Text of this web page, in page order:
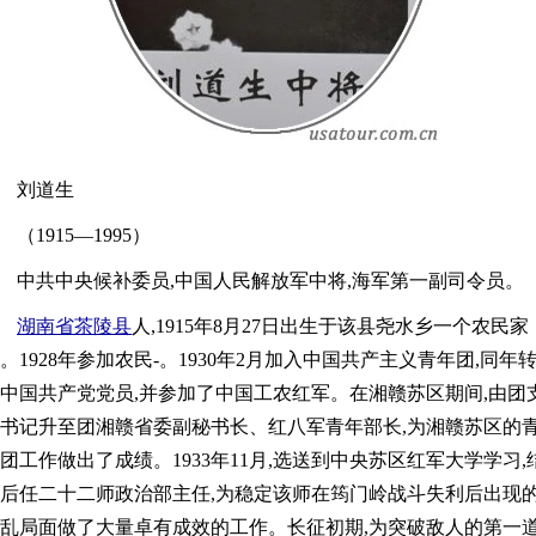
刘道生
（1915—1995）
中共中央候补委员,中国人民解放军中将,海军第一副司令员。
湖南省茶陵县人,1915年8月27日出生于该县尧水乡一个农民家
1928年参加农民-。1930年2月加入中国共产主义青年团,同年转
国共产党党员,并参加了中国工农红军。在湘赣苏区期间,由团
记升至团湘赣省委副秘书长、红八军青年部长,为湘赣苏区的
工作做出了成绩。1933年11月,选送到中央苏区红军大学学习,
任二十二师政治部主任,为稳定该师在筠门岭战斗失利后出现
局面做了大量卓有成效的工作。长征初期,为突破敌人的第一